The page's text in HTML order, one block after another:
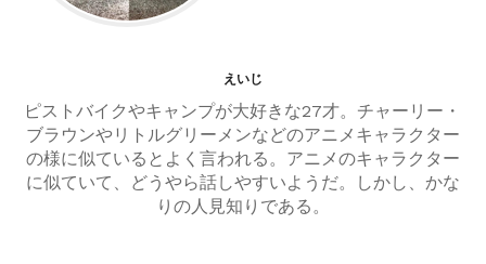
えいじ
ピストバイクやキャンプが大好きな27才。チャーリー・
ブラウンやリトルグリーメンなどのアニメキャラクター
の様に似ているとよく言われる。アニメのキャラクター
に似ていて、どうやら話しやすいようだ。しかし、かな
りの人見知りである。